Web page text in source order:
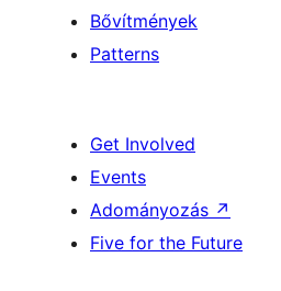
Bővítmények
Patterns
Get Involved
Events
Adományozás ↗
Five for the Future